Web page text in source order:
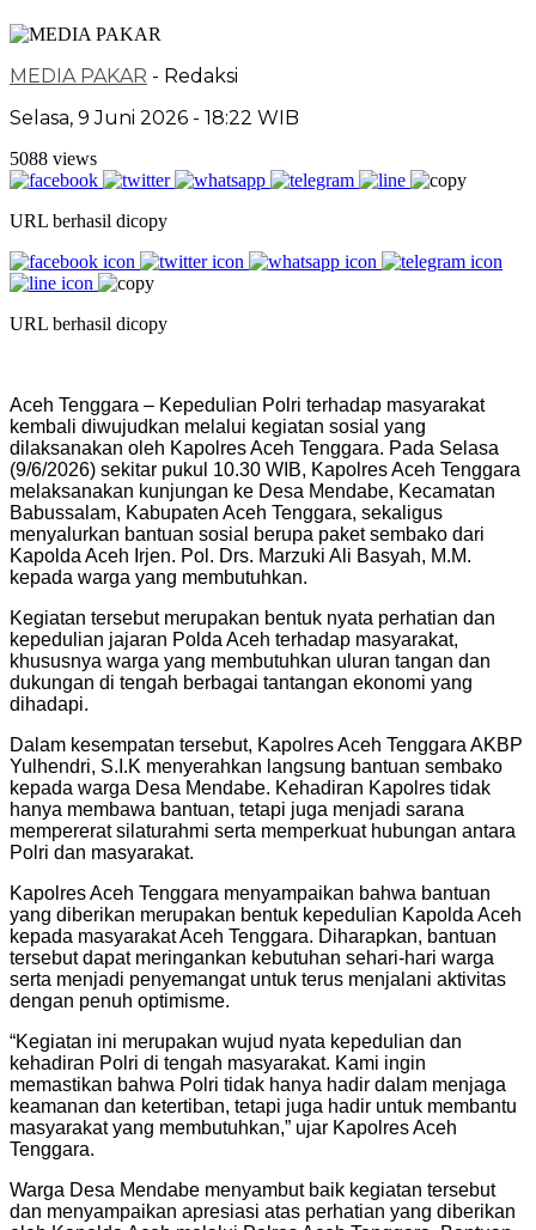
MEDIA PAKAR - Redaksi
Selasa, 9 Juni 2026 - 18:22 WIB
5088 views
URL berhasil dicopy
URL berhasil dicopy
Aceh Tenggara – Kepedulian Polri terhadap masyarakat
kembali diwujudkan melalui kegiatan sosial yang
dilaksanakan oleh Kapolres Aceh Tenggara. Pada Selasa
(9/6/2026) sekitar pukul 10.30 WIB, Kapolres Aceh Tenggara
melaksanakan kunjungan ke Desa Mendabe, Kecamatan
Babussalam, Kabupaten Aceh Tenggara, sekaligus
menyalurkan bantuan sosial berupa paket sembako dari
Kapolda Aceh Irjen. Pol. Drs. Marzuki Ali Basyah, M.M.
kepada warga yang membutuhkan.
Kegiatan tersebut merupakan bentuk nyata perhatian dan
kepedulian jajaran Polda Aceh terhadap masyarakat,
khususnya warga yang membutuhkan uluran tangan dan
dukungan di tengah berbagai tantangan ekonomi yang
dihadapi.
Dalam kesempatan tersebut, Kapolres Aceh Tenggara AKBP
Yulhendri, S.I.K menyerahkan langsung bantuan sembako
kepada warga Desa Mendabe. Kehadiran Kapolres tidak
hanya membawa bantuan, tetapi juga menjadi sarana
mempererat silaturahmi serta memperkuat hubungan antara
Polri dan masyarakat.
Kapolres Aceh Tenggara menyampaikan bahwa bantuan
yang diberikan merupakan bentuk kepedulian Kapolda Aceh
kepada masyarakat Aceh Tenggara. Diharapkan, bantuan
tersebut dapat meringankan kebutuhan sehari-hari warga
serta menjadi penyemangat untuk terus menjalani aktivitas
dengan penuh optimisme.
“Kegiatan ini merupakan wujud nyata kepedulian dan
kehadiran Polri di tengah masyarakat. Kami ingin
memastikan bahwa Polri tidak hanya hadir dalam menjaga
keamanan dan ketertiban, tetapi juga hadir untuk membantu
masyarakat yang membutuhkan,” ujar Kapolres Aceh
Tenggara.
Warga Desa Mendabe menyambut baik kegiatan tersebut
dan menyampaikan apresiasi atas perhatian yang diberikan